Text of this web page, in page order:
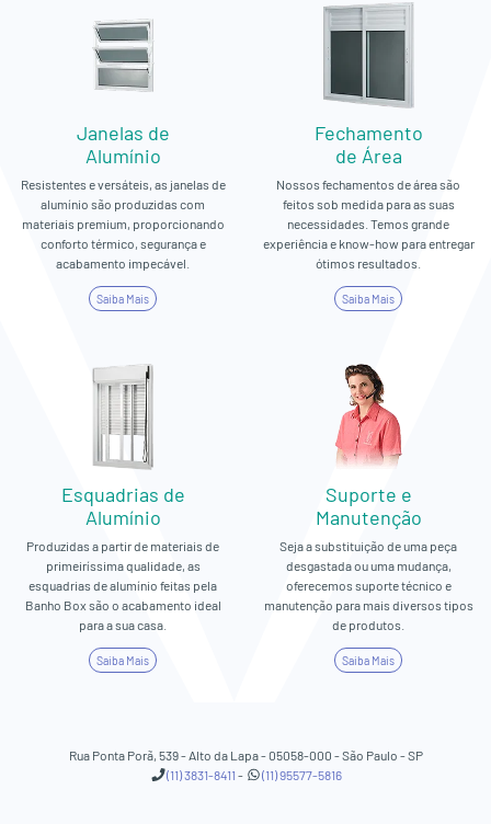
Janelas de
Alumínio
Resistentes e versáteis, as janelas de
alumínio são produzidas com
materiais premium, proporcionando
conforto térmico, segurança e
acabamento impecável.
Saiba Mais
Fechamento
de Área
Nossos fechamentos de área são
feitos sob medida para as suas
necessidades. Temos grande
experiência e know-how para entregar
ótimos resultados.
Saiba Mais
Esquadrias de
Alumínio
Produzidas a partir de materiais de
primeiríssima qualidade, as
esquadrias de alumínio feitas pela
Banho Box são o acabamento ideal
para a sua casa.
Saiba Mais
Suporte e
Manutenção
Seja a substituição de uma peça
desgastada ou uma mudança,
oferecemos suporte técnico e
manutenção para mais diversos tipos
de produtos.
Saiba Mais
Rua Ponta Porã, 539 - Alto da Lapa - 05058-000 - São Paulo - SP
(11) 3831-8411 - (11) 95577-5816